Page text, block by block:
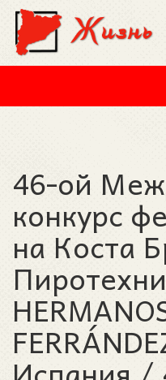
Перейти к основному
46-ой
конкурс
на Коста